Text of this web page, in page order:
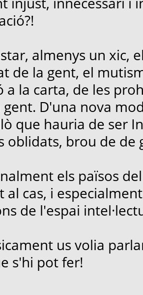
almenys un xic,
de la gent, el
a la carta, de les
D'una nova
que hauria de ser
oblidats, brou de de
els països
al cas, i
de l'espai
us volia
s'hi pot fer!